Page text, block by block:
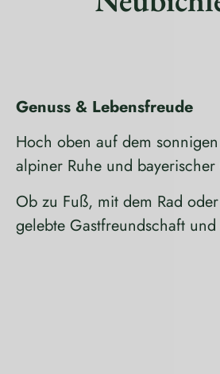
Genuss & Lebensfreude
Hoch oben auf dem
alpiner Ruhe und
Ob zu Fuß, mit dem Rad
gelebte Gastfreundschaft